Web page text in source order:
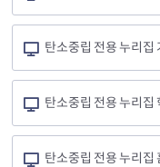
탄소중립 전용 누리집
탄소중립 전용 누리집
탄소중립 전용 누리집